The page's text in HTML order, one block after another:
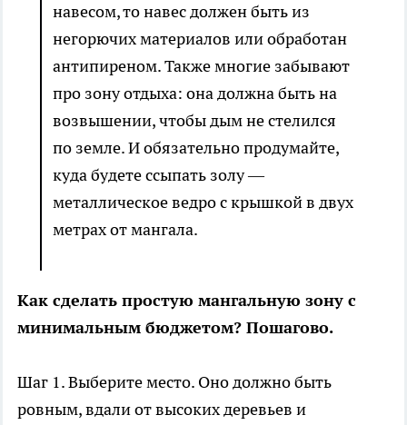
навесом, то навес должен быть из
негорючих материалов или обработан
антипиреном. Также многие забывают
про зону отдыха: она должна быть на
возвышении, чтобы дым не стелился
по земле. И обязательно продумайте,
куда будете ссыпать золу —
металлическое ведро с крышкой в двух
метрах от мангала.
Как сделать простую мангальную зону с
минимальным бюджетом? Пошагово.
Шаг 1. Выберите место. Оно должно быть
ровным, вдали от высоких деревьев и